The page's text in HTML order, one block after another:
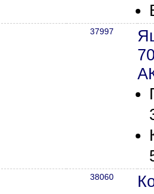
37997
38060